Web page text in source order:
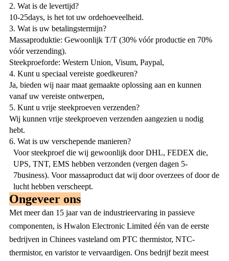
2. Wat is de levertijd?
10-25days, is het tot uw ordehoeveelheid.
3. Wat is uw betalingstermijn?
Massaproduktie: Gewoonlijk T/T (30% vóór productie en 70%
vóór verzending).
Steekproeforde: Western Union, Visum, Paypal,
4. Kunt u speciaal vereiste goedkeuren?
Ja, bieden wij naar maat gemaakte oplossing aan en kunnen
vanaf uw vereiste ontwerpen,
5. Kunt u vrije steekproeven verzenden?
Wij kunnen vrije steekproeven verzenden aangezien u nodig
hebt.
6. Wat is uw verschepende manieren?
Voor steekproef die wij gewoonlijk door DHL, FEDEX die,
UPS, TNT, EMS hebben verzonden (vergen dagen 5-
7business). Voor massaproduct dat wij door overzees of door de
lucht hebben verscheept.
Ongeveer ons
Met meer dan 15 jaar van de industrieervaring in passieve
componenten, is Hwalon Electronic Limited één van de eerste
bedrijven in Chinees vasteland om PTC thermistor, NTC-
thermistor, en varistor te vervaardigen. Ons bedrijf bezit meest